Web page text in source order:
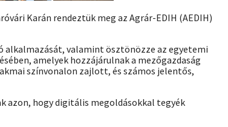
Karán rendeztük meg az Agrár-EDIH (AEDIH)
alkalmazását, valamint ösztönözze az egyetemi
amelyek hozzájárulnak a mezőgazdaság
színvonalon zajlott, és számos jelentős,
azon, hogy digitális megoldásokkal tegyék